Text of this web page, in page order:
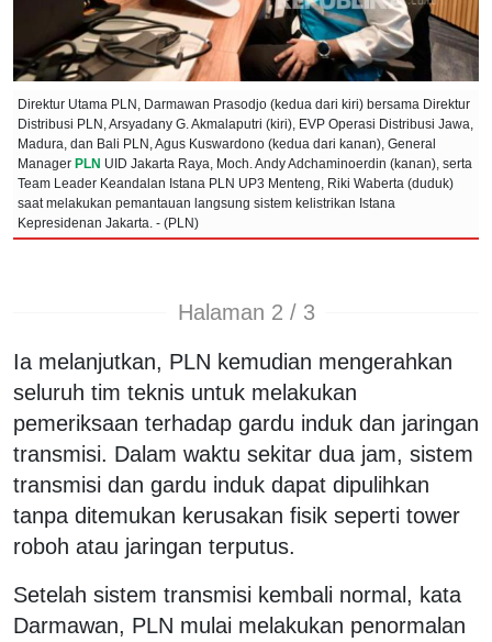
Direktur Utama PLN, Darmawan Prasodjo (kedua dari kiri) bersama Direktur
Distribusi PLN, Arsyadany G. Akmalaputri (kiri), EVP Operasi Distribusi Jawa,
Madura, dan Bali PLN, Agus Kuswardono (kedua dari kanan), General
Manager PLN UID Jakarta Raya, Moch. Andy Adchaminoerdin (kanan), serta
Team Leader Keandalan Istana PLN UP3 Menteng, Riki Waberta (duduk)
saat melakukan pemantauan langsung sistem kelistrikan Istana
Kepresidenan Jakarta. - (PLN)
Halaman 2 / 3
Ia melanjutkan, PLN kemudian mengerahkan
seluruh tim teknis untuk melakukan
pemeriksaan terhadap gardu induk dan jaringan
transmisi. Dalam waktu sekitar dua jam, sistem
transmisi dan gardu induk dapat dipulihkan
tanpa ditemukan kerusakan fisik seperti tower
roboh atau jaringan terputus.
Setelah sistem transmisi kembali normal, kata
Darmawan, PLN mulai melakukan penormalan